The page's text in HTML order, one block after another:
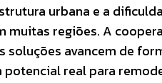
urbana e a
muitas regiões. A
soluções avancem de
real para